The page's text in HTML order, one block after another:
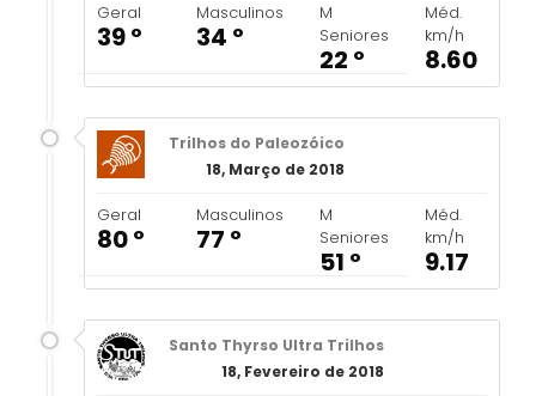
Geral
39 º
Masculinos
34 º
M
Seniores
22 º
Méd.
km/h
8.60
Trilhos do Paleozóico
18, Março de 2018
Geral
80 º
Masculinos
77 º
M
Seniores
51 º
Méd.
km/h
9.17
Santo Thyrso Ultra Trilhos
18, Fevereiro de 2018